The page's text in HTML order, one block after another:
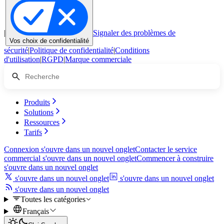
|
Vos choix de confidentialité
Signaler des problèmes de
sécurité|Politique de confidentialité|Conditions
d'utilisation|RGPD|Marque commerciale
Produits
Solutions
Ressources
Tarifs
Connexion s'ouvre dans un nouvel ongletContacter le service
commercial s'ouvre dans un nouvel ongletCommencer à construire
s'ouvre dans un nouvel onglet
s'ouvre dans un nouvel onglet
s'ouvre dans un nouvel onglet
s'ouvre dans un nouvel onglet
Toutes les catégories
Français